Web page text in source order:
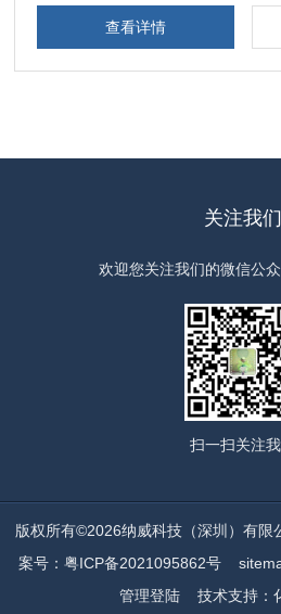
启阀门瞬间,可以保护阀体不被介质
蚀的功能，阀瓣密封根据需要时封
查看详情
关注我们
欢迎您关注我们的微信公
扫一扫关注
版权所有©2026纳威科技（深圳）有
案号：粤ICP备2021095862号
管理登陆技术支持：